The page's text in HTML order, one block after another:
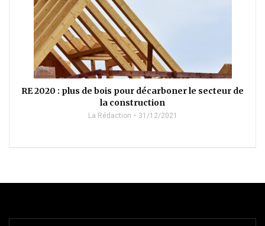
RE 2020 : plus de bois pour décarboner le secteur de
la construction
La Rédaction 31/12/2021